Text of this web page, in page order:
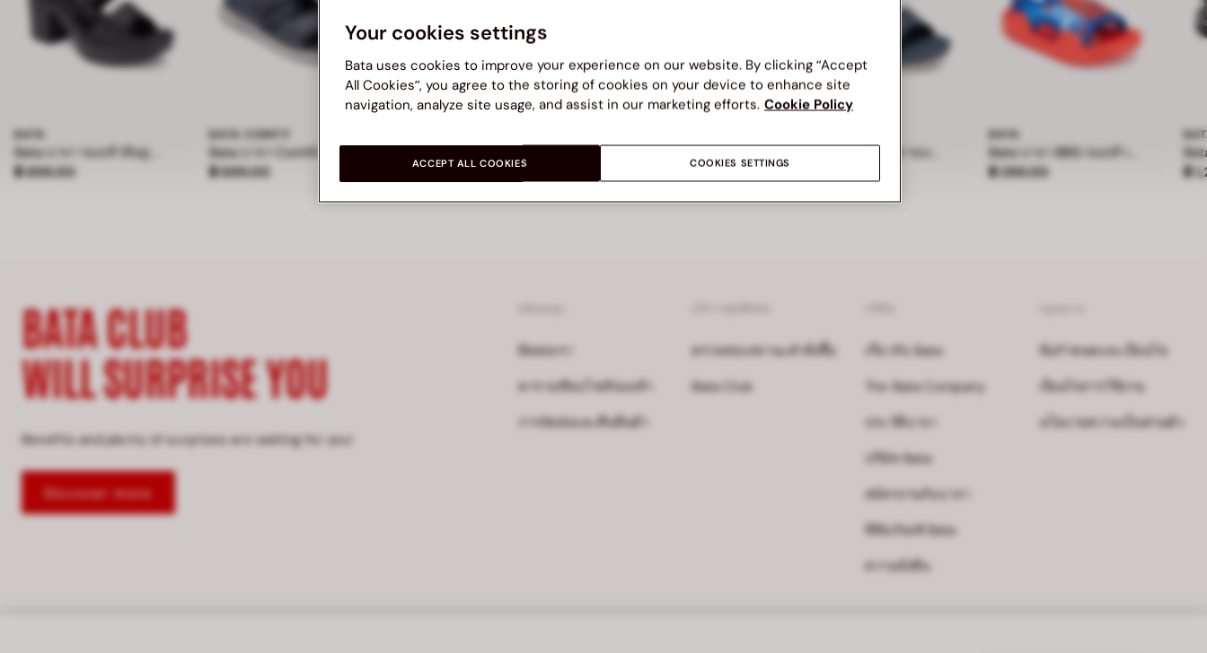
BATA
ราคา ฿ 899.00
฿ 899.00
BATA COMFIT
ราคา ฿ 899.00
฿ 899.00 ราคา ฿ 899.00
฿ 899.00 ราคา ฿ 899.00
BATA
ราคา ฿ 299.00
฿ 299.00 รา
฿
BATA CLUB
WILL SURPRISE YOU
Benefits and plenty of surprises are waiting for you!
Discover more
ติดต่อเรา
ตารางเทียบไซส์รองเท้า
การจัดส่งและคืนสินค้า
ตรวจสอบสถานะคำสั่งซื้อ
Bata Club
เกี่ยวกับ Bata
The Bata Company
ประวัติบาจา
บริษัท Bata
สมัครงานกับบาจา
พิพิธภัณฑ์ Bata
ความยั่งยืน
ข้อกำหนดและเงื่อนไข
เงื่อนไขการใช้งาน
นโยบายความเป็นส่วนตัว
Your cookies settings
Bata uses cookies to improve your experience on our website. By clicking “Accept
All Cookies”, you agree to the storing of cookies on your device to enhance site
navigation, analyze site usage, and assist in our marketing efforts. Cookie Policy
COOKIES SETTINGS
ACCEPT ALL COOKIES